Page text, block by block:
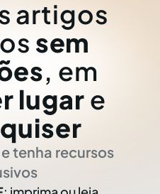
artigos
sem
, em
lugar e
tenha recursos